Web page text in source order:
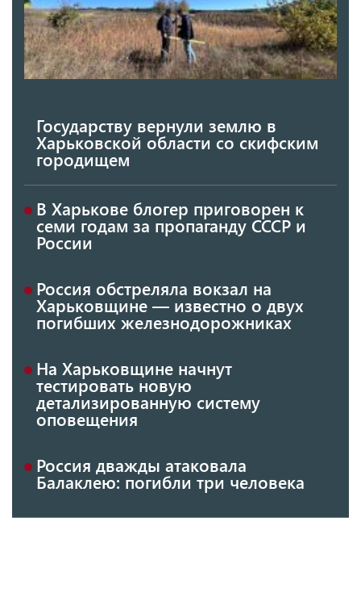
Государству вернули землю в
Харьковской области со скифским
городищем
В Харькове блогер приговорен к
семи годам за пропаганду СССР и
России
Россия обстреляла вокзал на
Харьковщине — известно о двух
погибших железнодорожниках
На Харьковщине начнут
тестировать новую
детализированную систему
оповещения
Россия дважды атаковала
Балаклею: погибли три человека